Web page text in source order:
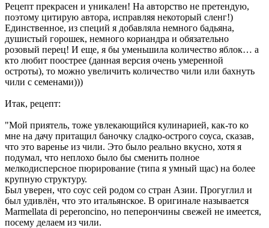
Рецепт прекрасен и уникален! На авторство не претендую,
поэтому цитирую автора, исправляя некоторый сленг!)
Единственное, из специй я добавляла немного бадьяна,
душистый горошек, немного кориандра и обязательно
розовый перец! И еще, я бы уменьшила количество яблок… а
кто любит поострее (данная версия очень умеренной
остроты), то можно увеличить количество чили или бахнуть
чили с семенами)))
Итак, рецепт:
"Мой приятель, тоже увлекающийся кулинарией, как-то ко
мне на дачу притащил баночку сладко-острого соуса, сказав,
что это варенье из чили. Это было реально вкусно, хотя я
подумал, что неплохо было бы сменить полное
мелкодисперсное пюрирование (типа я умный щас) на более
крупную структуру.
Был уверен, что соус сей родом со стран Азии. Прогуглил и
был удивлён, что это итальянское. В оригинале называется
Marmellata di peperoncino, но пеперончины свежей не имеется,
посему делаем из чили.